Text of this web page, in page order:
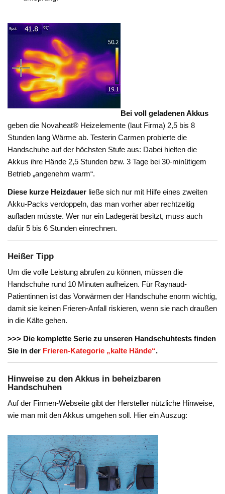
Bei voll geladenen Akkus
geben die Novaheat® Heizelemente (laut Firma) 2,5 bis 8
Stunden lang Wärme ab. Testerin Carmen probierte die
Handschuhe auf der höchsten Stufe aus: Dabei hielten die
Akkus ihre Hände 2,5 Stunden bzw. 3 Tage bei 30-minütigem
Betrieb „angenehm warm“.
Diese kurze Heizdauer ließe sich nur mit Hilfe eines zweiten
Akku-Packs verdoppeln, das man vorher aber rechtzeitig
aufladen müsste. Wer nur ein Ladegerät besitzt, muss auch
dafür 5 bis 6 Stunden einrechnen.
Heißer Tipp
Um die volle Leistung abrufen zu können, müssen die
Handschuhe rund 10 Minuten aufheizen. Für Raynaud-
Patientinnen ist das Vorwärmen der Handschuhe enorm wichtig,
damit sie keinen Frieren-Anfall riskieren, wenn sie nach draußen
in die Kälte gehen.
>>> Die komplette Serie zu unseren Handschuhtests finden
Sie in der Frieren-Kategorie „kalte Hände“.
Hinweise zu den Akkus in beheizbaren
Handschuhen
Auf der Firmen-Webseite gibt der Hersteller nützliche Hinweise,
wie man mit den Akkus umgehen soll. Hier ein Auszug: